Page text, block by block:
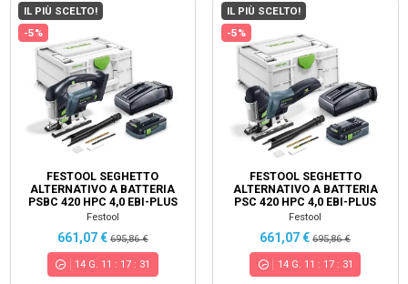
IL PIÙ SCELTO!
-5%
FESTOOL SEGHETTO
ALTERNATIVO A BATTERIA
PSBC 420 HPC 4,0 EBI-PLUS
CARVEX 576532
Festool
661,07 € 695,86 €
14 G. 11 : 17 : 30
IL PIÙ SCELTO!
-5%
FESTOOL SEGHETTO
ALTERNATIVO A BATTERIA
PSC 420 HPC 4,0 EBI-PLUS
CARVEX 576525
Festool
661,07 €695,86 €
14G. 11 : 17: 30